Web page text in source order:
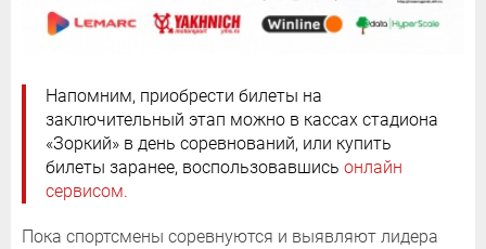
Напомним, приобрести билеты на
заключительный этап можно в кассах стадиона
«Зоркий» в день соревнований, или купить
билеты заранее, воспользовавшись онлайн
сервисом.
Пока спортсмены соревнуются и выявляют лидера